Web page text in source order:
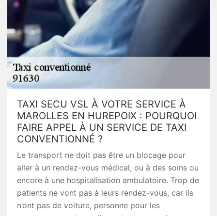
TAXI SECU VSL À VOTRE SERVICE À
MAROLLES EN HUREPOIX : POURQUOI
FAIRE APPEL À UN SERVICE DE TAXI
CONVENTIONNÉ ?
Le transport ne doit pas être un blocage pour
aller à un rendez-vous médical, ou à des soins ou
encore à une hospitalisation ambulatoire. Trop de
patients ne vont pas à leurs rendez-vous, car ils
n’ont pas de voiture, personne pour les